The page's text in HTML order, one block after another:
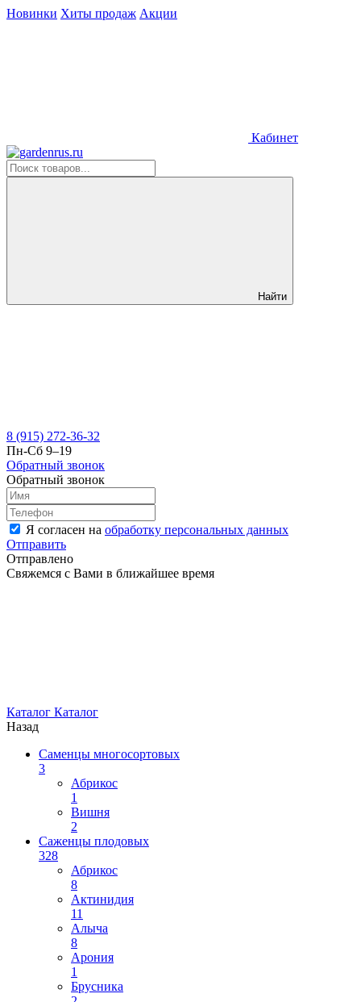
Новинки Хиты продаж Акции
Кабинет
Найти
8 (915) 272-36-32
Пн-Сб 9–19
Обратный звонок
Обратный звонок
Я согласен на обработку персональных данных
Отправить
Отправлено
Свяжемся с Вами в ближайшее время
Каталог Каталог
Назад
Саменцы многосортовых
3
Абрикос
1
Вишня
2
Саженцы плодовых
328
Абрикос
8
Актинидия
11
Алыча
8
Арония
1
Брусника